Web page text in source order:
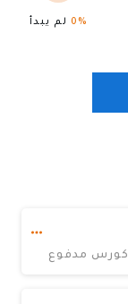
0% لم يبدأ
كورس مدفوع